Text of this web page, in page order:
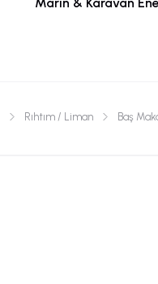
Rıhtım / Liman Baş